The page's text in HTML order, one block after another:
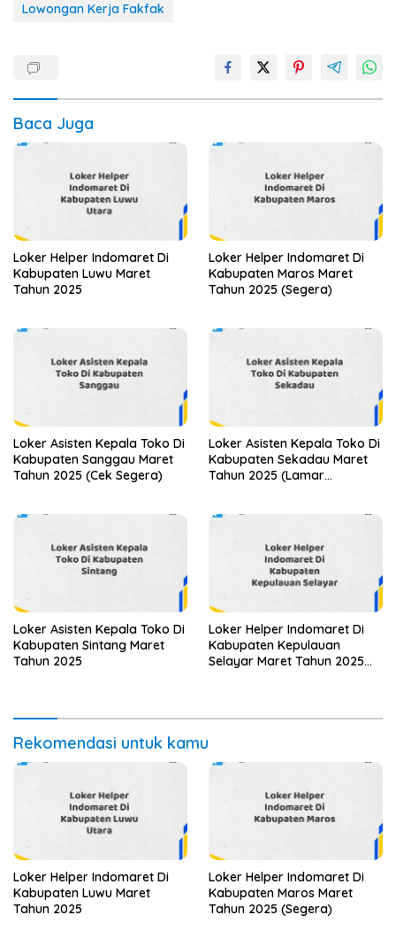
Lowongan Kerja Fakfak
Baca Juga
Loker Helper Indomaret Di
Kabupaten Luwu Maret
Tahun 2025
Loker Helper Indomaret Di
Kabupaten Maros Maret
Tahun 2025 (Segera)
Loker Asisten Kepala Toko Di
Kabupaten Sanggau Maret
Tahun 2025 (Cek Segera)
Loker Asisten Kepala Toko Di
Kabupaten Sekadau Maret
Tahun 2025 (Lamar
Loker Asisten Kepala Toko Di
Kabupaten Sintang Maret
Tahun 2025
Loker Helper Indomaret Di
Kabupaten Kepulauan
Selayar Maret Tahun 2025
Rekomendasi untuk kamu
Loker Helper Indomaret Di
Kabupaten Luwu Maret
Tahun 2025
Loker Helper Indomaret Di
Kabupaten Maros Maret
Tahun 2025 (Segera)